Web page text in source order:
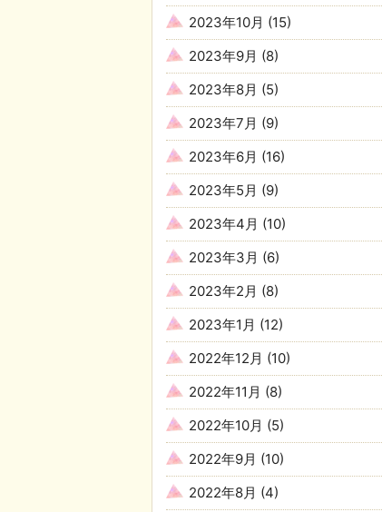
2023年10月 (15)
2023年9月 (8)
2023年8月 (5)
2023年7月 (9)
2023年6月 (16)
2023年5月 (9)
2023年4月 (10)
2023年3月 (6)
2023年2月 (8)
2023年1月 (12)
2022年12月 (10)
2022年11月 (8)
2022年10月 (5)
2022年9月 (10)
2022年8月 (4)